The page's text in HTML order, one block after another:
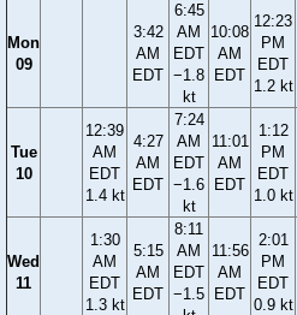
Mon
09
3:42
AM
EDT
6:45
AM
EDT
−1.8
kt
10:08
AM
EDT
12:23
PM
EDT
1.2 kt
Tue
10
12:39
AM
EDT
1.4 kt
4:27
AM
EDT
7:24
AM
EDT
−1.6
kt
11:01
AM
EDT
1:12
PM
EDT
1.0 kt
Wed
11
1:30
AM
EDT
1.3 kt
5:15
AM
EDT
8:11
AM
EDT
−1.5
11:56
AM
EDT
2:01
PM
EDT
0.9 kt